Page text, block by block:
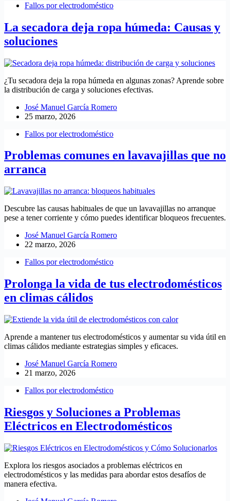
Fallos por electrodoméstico
La secadora deja ropa húmeda: Causas y
soluciones
¿Tu secadora deja la ropa húmeda en algunas zonas? Aprende sobre
la distribución de carga y soluciones efectivas.
José Manuel García Romero
25 marzo, 2026
Fallos por electrodoméstico
Problemas comunes en lavavajillas que no
arranca
Descubre las causas habituales de que un lavavajillas no arranque
pese a tener corriente y cómo puedes identificar bloqueos frecuentes.
José Manuel García Romero
22 marzo, 2026
Fallos por electrodoméstico
Prolonga la vida de tus electrodomésticos
en climas cálidos
Aprende a mantener tus electrodomésticos y aumentar su vida útil en
climas cálidos mediante estrategias simples y eficaces.
José Manuel García Romero
21 marzo, 2026
Fallos por electrodoméstico
Riesgos y Soluciones a Problemas
Eléctricos en Electrodomésticos
Explora los riesgos asociados a problemas eléctricos en
electrodomésticos y las medidas para abordar estos desafíos de
manera efectiva.